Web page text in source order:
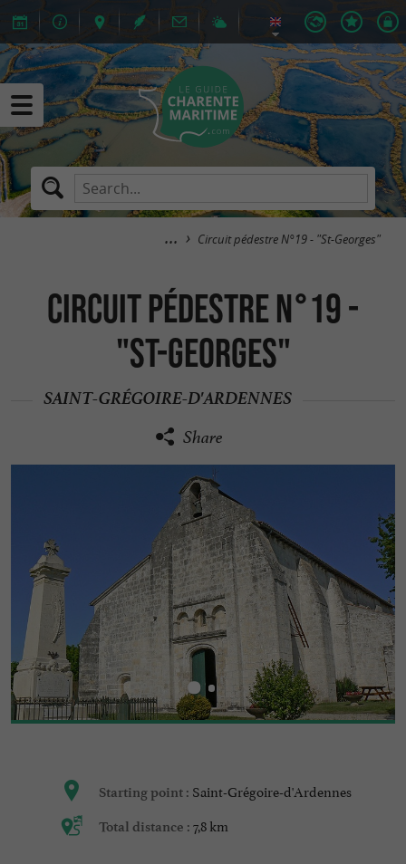
Circuit pédestre N°19 - "St-Georges"
Circuit pédestre N°19 -
"St-Georges"
SAINT-GRÉGOIRE-D'ARDENNES
Share
Starting point : Saint-Grégoire-d'Ardennes
Total distance : 7,8 km